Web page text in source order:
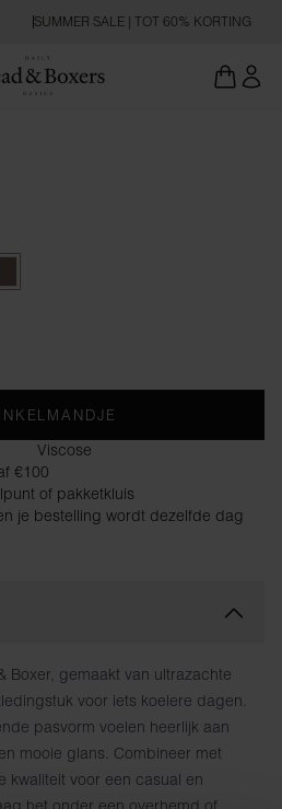
SUMMER SALE | TOT 60% KORTING
Viscose
€100
of pakketkluis
je bestelling wordt dezelfde dag
Boxer, gemaakt van ultrazachte
voor iets koelere dagen.
pasvorm voelen heerlijk aan
mooie glans. Combineer met
kwaliteit voor een casual en